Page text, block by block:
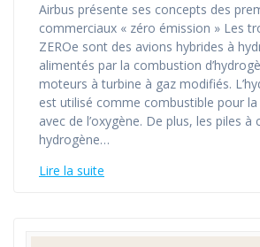
Airbus présente ses concepts des
commerciaux « zéro émission » Les
ZEROe sont des avions hybrides à
alimentés par la combustion
moteurs à turbine à gaz modifiés.
est utilisé comme combustible pour
avec de l’oxygène. De plus, les piles à
hydrogène…
Lire la suite